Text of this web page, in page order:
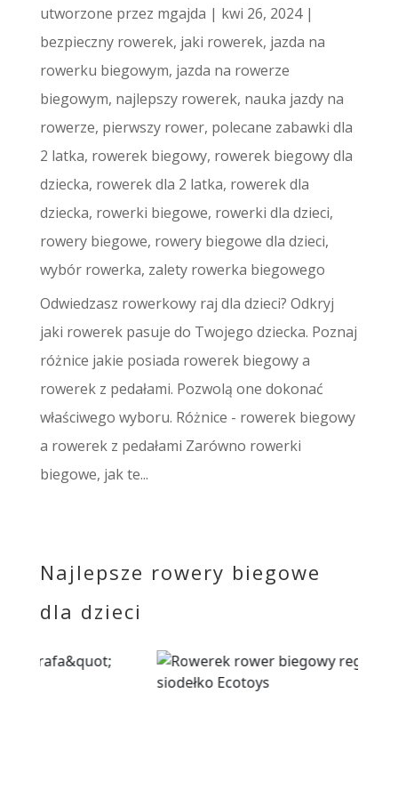
utworzone przez mgajda | kwi 26, 2024|
bezpieczny rowerek, jaki rowerek, jazda na
rowerku biegowym, jazda na rowerze
biegowym, najlepszy rowerek, nauka jazdy na
rowerze, pierwszy rower, polecane zabawki dla
2 latka, rowerek biegowy, rowerek biegowy dla
dziecka, rowerek dla 2 latka, rowerek dla
dziecka, rowerki biegowe, rowerki dla dzieci,
rowery biegowe, rowery biegowe dla dzieci,
wybór rowerka, zalety rowerka biegowego
Odwiedzasz rowerkowy raj dla dzieci? Odkryj
jaki rowerek pasuje do Twojego dziecka. Poznaj
różnice jakie posiada rowerek biegowy a
rowerek z pedałami. Pozwolą one dokonać
właściwego wyboru. Różnice - rowerek biegowy
a rowerek z pedałami Zarówno rowerki
biegowe, jak te...
Najlepsze rowery biegowe
dla dzieci